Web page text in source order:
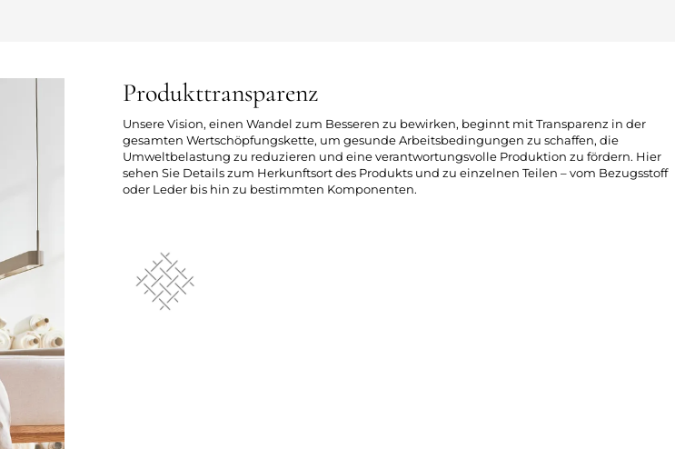
Produkttransparenz
Unsere Vision, einen Wandel zum Besseren zu bewirken, beginnt mit Transparenz in der
gesamten Wertschöpfungskette, um gesunde Arbeitsbedingungen zu schaffen, die
Umweltbelastung zu reduzieren und eine verantwortungsvolle Produktion zu fördern. Hier
sehen Sie Details zum Herkunftsort des Produkts und zu einzelnen Teilen – vom Bezugsstoff
oder Leder bis hin zu bestimmten Komponenten.